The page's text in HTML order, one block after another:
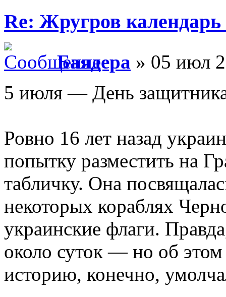
Re: Жругров календарь
Баядера » 05 июл
5 июля — День
Ровно 16 лет назад
попытку разместить на
табличку. Она
некоторых кораблях
украинские флаги.
около суток — но об
историю, конечно,